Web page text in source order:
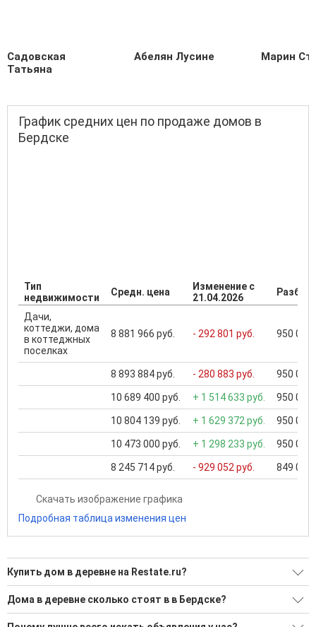
Садовская
Татьяна
Абелян Лусине Марин
График средних цен по продаже домов в
Бердске
Тип
недвижимости
Средн. цена
Изменение с
21.04.2026
Дачи,
коттеджи, дома
в коттеджных
поселках
8 881 966 руб. - 292 801 руб. 950 000
8 893 884 руб. - 280 883 руб. 950 000
10 689 400 руб. + 1 514 633 руб. 950 000
10 804 139 руб. + 1 629 372 руб. 950 000
10 473 000 руб. + 1 298 233 руб. 950 000
8 245 714 руб. - 929 052 руб. 849 000
Скачать изображение графика
Подробная таблица изменения цен
Купить дом в деревне на Restate.ru?
Ищите, как Купить дом в деревне?
19 актуальных и проверенных объявлений
Дома в деревне сколько стоят в в Бердске?
Минимальная цена: 855 000 Р. Максимальная цена: 45 000